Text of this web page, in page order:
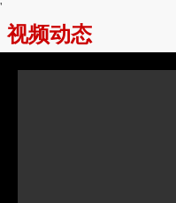
'
视频动态